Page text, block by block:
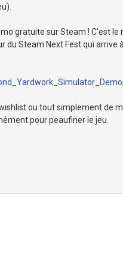
gratuite sur Steam ! C'est
Steam Next Fest qui arrive
ou tout simplement de
pour peaufiner le jeu.